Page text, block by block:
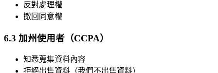
反對處理權
撤回同意權
6.3 加州使用者（CCPA）
知悉蒐集資料內容
拒絕出售資料（我們不出售資料）